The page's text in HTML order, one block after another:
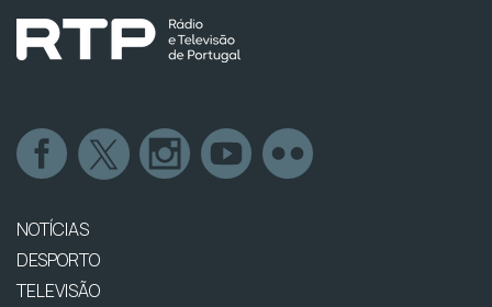
NOTÍCIAS
DESPORTO
TELEVISÃO